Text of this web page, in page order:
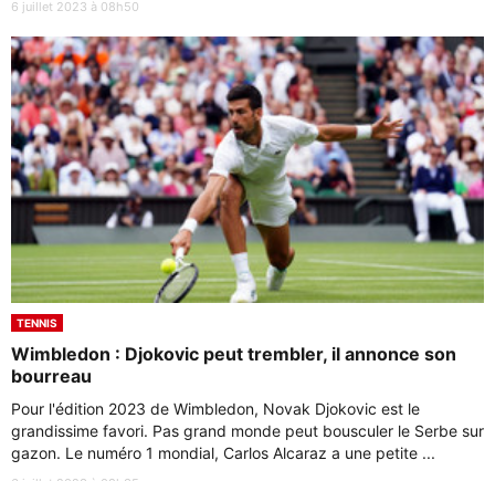
6 juillet 2023 à 08h50
TENNIS
Wimbledon : Djokovic peut trembler, il annonce son
bourreau
Pour l'édition 2023 de Wimbledon, Novak Djokovic est le
grandissime favori. Pas grand monde peut bousculer le Serbe sur
gazon. Le numéro 1 mondial, Carlos Alcaraz a une petite ...